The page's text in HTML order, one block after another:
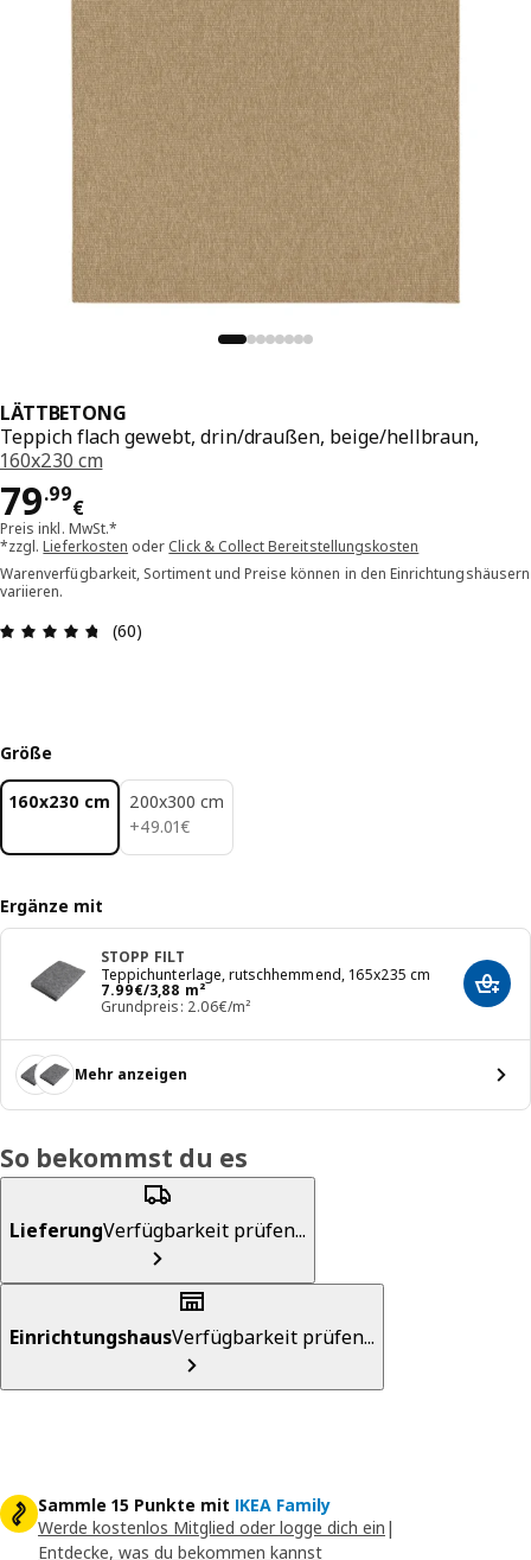
LÄTTBETONG
Teppich flach gewebt, drin/draußen, beige/hellbraun,
160x230 cm
79.99
€
Preis 79.99€
Preis inkl. MwSt.*
*zzgl.Lieferkosten oder Click & Collect Bereitstellungskosten
Warenverfügbarkeit, Sortiment und Preise können in den Einrichtungshäusern
variieren.
Bewertung: 4.7 von 5 Sterne Alle Bewertungen:
(60)
Größe
160x230 cm
200x300 cm
+49.01€
49.01€
Ergänze mit
STOPP FILT
Teppichunterlage, rutschhemmend, 165x235 cm
7.99€/3,88 m²
Preis 7.99€/3,88 m²
Grundpreis: 2.06€/m²
In
Mehr anzeigen
So bekommst du es
LieferungVerfügbarkeit prüfen...
EinrichtungshausVerfügbarkeit prüfen...
Sammle 15 Punkte mit IKEA Family
Werde kostenlos Mitglied oder logge dich ein |
Entdecke, was du bekommen kannst